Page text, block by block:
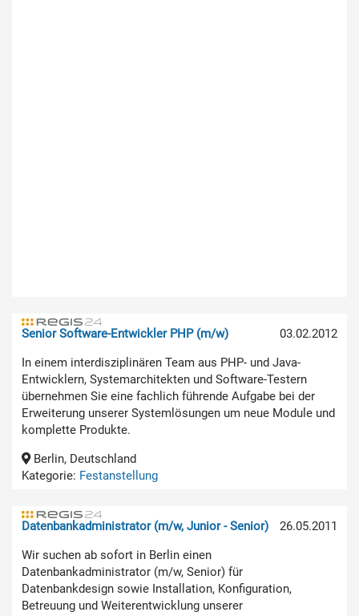
03.02.2012
Senior Software-Entwickler PHP (m/w)
In einem interdisziplinären Team aus PHP- und Java-
Entwicklern, Systemarchitekten und Software-Testern
übernehmen Sie eine fachlich führende Aufgabe bei der
Erweiterung unserer Systemlösungen um neue Module und
komplette Produkte.
Berlin, Deutschland
Kategorie: Festanstellung
26.05.2011
Datenbankadministrator (m/w, Junior - Senior)
Wir suchen ab sofort in Berlin einen
Datenbankadministrator (m/w, Senior) für
Datenbankdesign sowie Installation, Konfiguration,
Betreuung und Weiterentwicklung unserer